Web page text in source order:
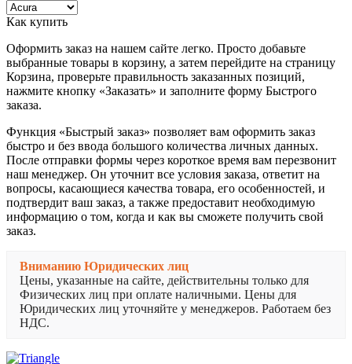
Как купить
Оформить заказ на нашем сайте легко. Просто добавьте
выбранные товары в корзину, а затем перейдите на страницу
Корзина, проверьте правильность заказанных позиций,
нажмите кнопку «Заказать» и заполните форму Быстрого
заказа.
Функция «Быстрый заказ» позволяет вам оформить заказ
быстро и без ввода большого количества личных данных.
После отправки формы через короткое время вам перезвонит
наш менеджер. Он уточнит все условия заказа, ответит на
вопросы, касающиеся качества товара, его особенностей, и
подтвердит ваш заказ, а также предоставит необходимую
информацию о том, когда и как вы сможете получить свой
заказ.
Вниманию Юридических лиц
Цены, указанные на сайте, действительны только для
Физических лиц при оплате наличными. Цены для
Юридических лиц уточняйте у менеджеров. Работаем без
НДС.